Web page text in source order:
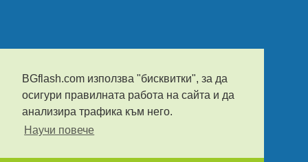
BGflash.com използва "бисквитки", за да
осигури правилната работа на сайта и да
анализира трафика към него.
Научи повече